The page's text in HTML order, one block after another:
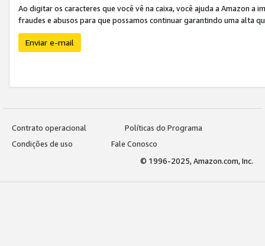
Ao digitar os caracteres que você vê na caixa, você ajuda a Amazon
fraudes e abusos para que possamos continuar garantindo uma alta
Enviar e-mail
Contrato operacional
Políticas do Programa
Condições de uso
Fale Conosco
© 1996-2025, Amazon.com, Inc.